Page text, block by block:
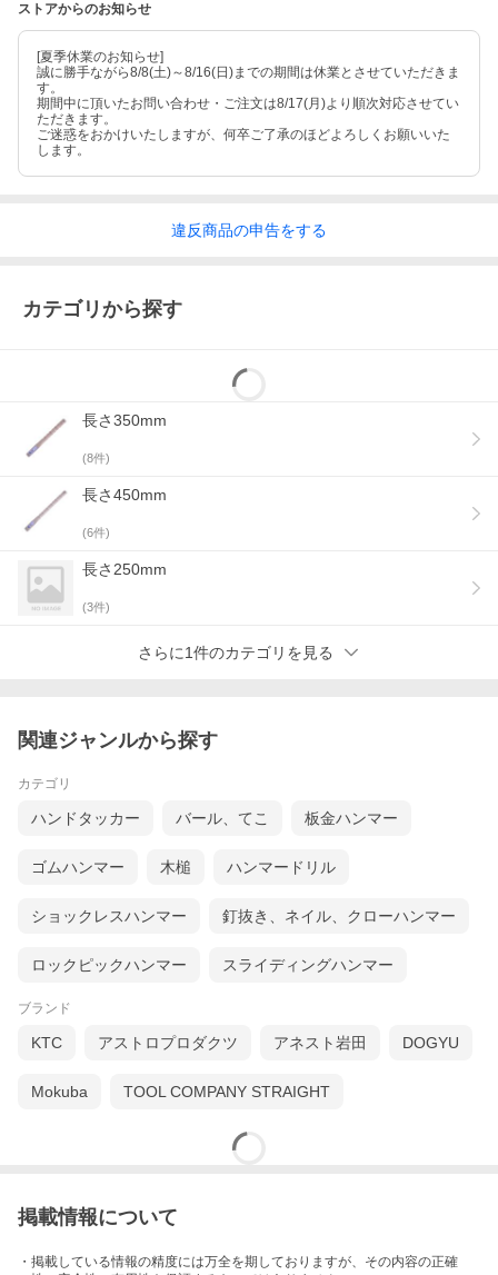
ストアからのお知らせ
[夏季休業のお知らせ]
誠に勝手ながら8/8(土)～8/16(日)までの期間は休業とさせていただきま
す。
期間中に頂いたお問い合わせ・ご注文は8/17(月)より順次対応させてい
ただきます。
ご迷惑をおかけいたしますが、何卒ご了承のほどよろしくお願いいた
します。
違反商品の申告をする
カテゴリから探す
長さ350mm
(8件)
長さ450mm
(6件)
長さ250mm
(3件)
さらに1件のカテゴリを見る
関連ジャンルから探す
カテゴリ
ハンドタッカー バール、てこ 板金ハンマー
ゴムハンマー 木槌 ハンマードリル
ショックレスハンマー 釘抜き、ネイル、クローハンマー
ロックピックハンマー スライディングハンマー
ブランド
KTC アストロプロダクツ アネスト岩田 DOGYU
Mokuba TOOL COMPANY STRAIGHT
掲載情報について
・掲載している情報の精度には万全を期しておりますが、その内容の正確